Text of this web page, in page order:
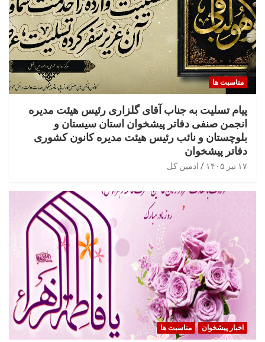
مناسبت ها
پیام تسلیت به جناب آقای گلزاری رئیس هیئت مدیره
انجمن صنفی دفاتر پیشخوان استان سیستان و
بلوچستان و نائب رئیس هیئت مدیره کانون کشوری
دفاتر پیشخوان
۱۷ تیر ۱۴۰۵ ادمین کل
اخبار پیشخوان مناسبت ها